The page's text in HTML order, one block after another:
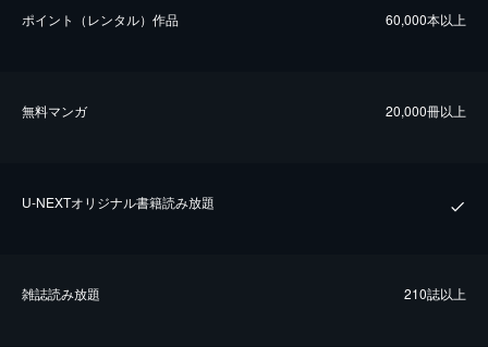
ポイント（レンタル）作品 60,000本以上
無料マンガ 20,000冊以上
U-NEXTオリジナル書籍読み放題
雑誌読み放題 210誌以上